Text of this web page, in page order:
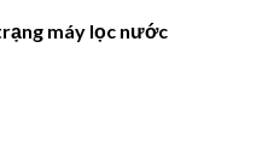
máy lọc nước